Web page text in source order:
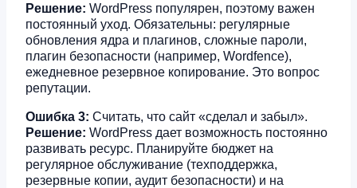
Решение: WordPress популярен, поэтому важен
постоянный уход. Обязательны: регулярные
обновления ядра и плагинов, сложные пароли,
плагин безопасности (например, Wordfence),
ежедневное резервное копирование. Это вопрос
репутации.
Ошибка 3: Считать, что сайт «сделал и забыл».
Решение: WordPress дает возможность постоянно
развивать ресурс. Планируйте бюджет на
регулярное обслуживание (техподдержка,
резервные копии, аудит безопасности) и на